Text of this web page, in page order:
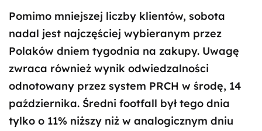
Pomimo mniejszej liczby klientów, sobota
nadal jest najczęściej wybieranym przez
Polaków dniem tygodnia na zakupy. Uwagę
zwraca również wynik odwiedzalności
odnotowany przez system PRCH w środę, 14
października. Średni footfall był tego dnia
tylko o 11% niższy niż w analogicznym dniu